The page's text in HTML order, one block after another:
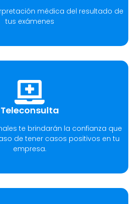
médica del resultado de
tus exámenes
Teleconsulta
te brindarán la confianza que
de tener casos positivos en tu
empresa.